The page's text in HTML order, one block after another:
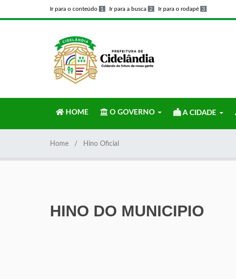
Ir para o conteúdo 1 Ir para a busca 2 Ir para o rodapé 3
HOME O GOVERNO A CIDADE
Home Hino Oficial
HINO DO MUNICIPIO